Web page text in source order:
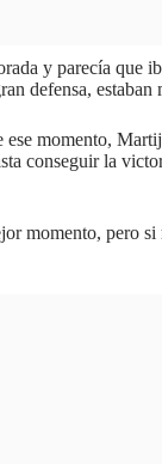
y parecía que
defensa, estaban
momento,
conseguir la
momento, pero